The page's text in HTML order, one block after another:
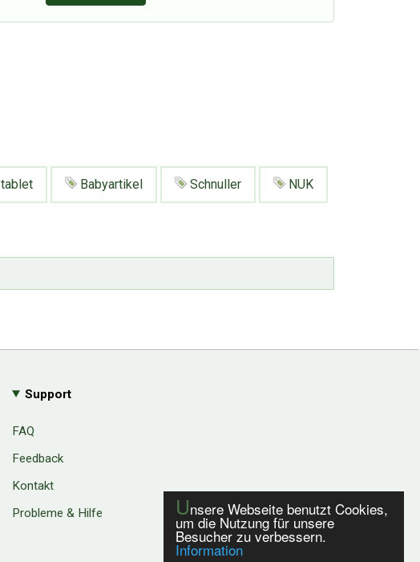
Unsere Webseite benutzt Cookies,
um die Nutzung für unsere
Besucher zu verbessern.
Information
tablet Babyartikel Schnuller NUK
Support
FAQ
Feedback
Kontakt
Probleme & Hilfe